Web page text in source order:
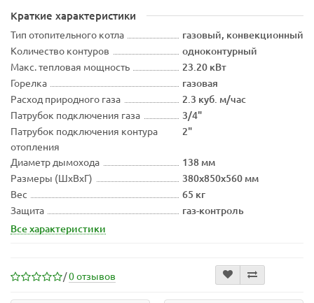
Краткие характеристики
Тип отопительного котла газовый, конвекционный
Количество контуров одноконтурный
Макс. тепловая мощность 23.20 кВт
Горелка газовая
Расход природного газа 2.3 куб. м/час
Патрубок подключения газа 3/4"
Патрубок подключения контура
отопления
2"
Диаметр дымохода 138 мм
Размеры (ШхВхГ) 380x850x560 мм
Вес 65 кг
Защита
газ-контроль
Все характеристики
/0 отзывов